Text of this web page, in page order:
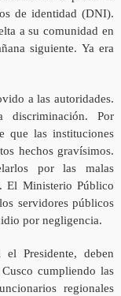
de identidad (DNI).
a su comunidad en
siguiente. Ya era
a las autoridades.
Por
que las instituciones
hechos gravísimos.
por las malas
El Ministerio Público
servidores públicos
por negligencia.
Presidente, deben
cumpliendo las
regionales